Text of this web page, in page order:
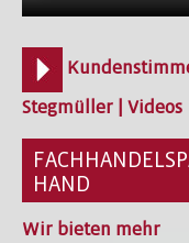
Stegmüller | Videos
HAND
Wir bieten mehr